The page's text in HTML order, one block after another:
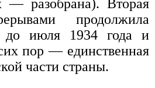
— разобрана). Вторая
продолжила
до июля 1934 года и
пор — единственная
части страны.